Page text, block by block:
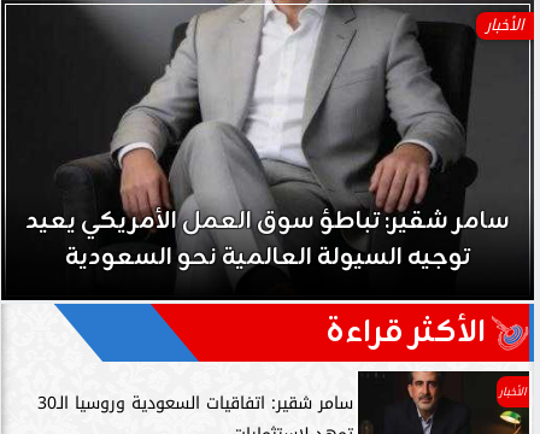
الأخبار
سامر شقير: تباطؤ سوق العمل الأمريكي يعيد
توجيه السيولة العالمية نحو السعودية
الأكثر قراءة
الأخبار
سامر شقير: اتفاقيات السعودية وروسيا الـ30